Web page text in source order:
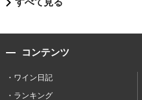
すべて見る
コンテンツ
ワイン日記
ランキング